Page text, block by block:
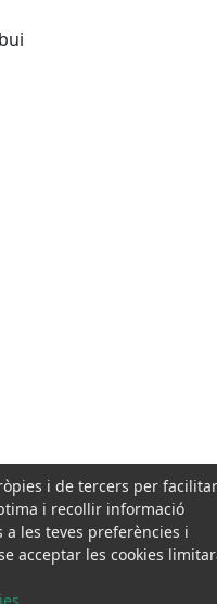
i de tercers per
i recollir informació
les teves preferències i
acceptar les cookies